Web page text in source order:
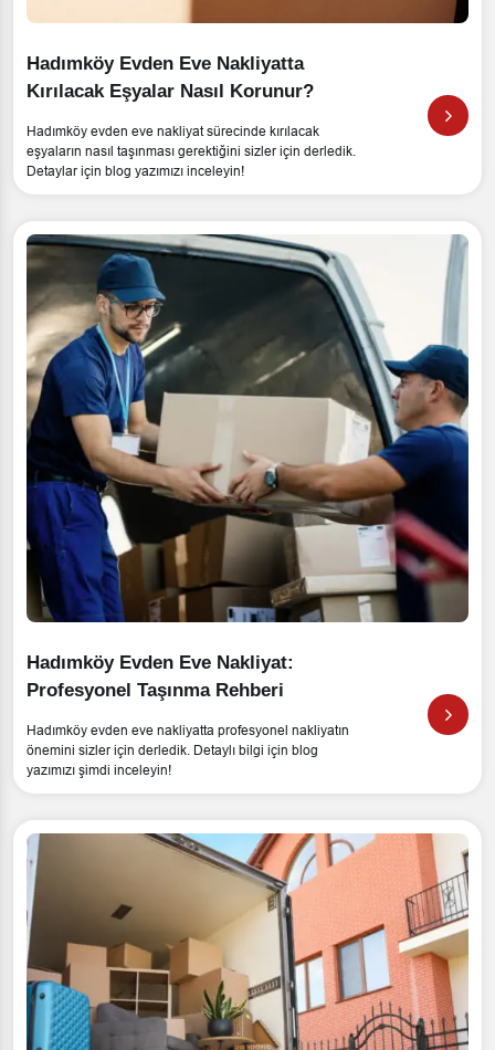
Hadımköy Evden Eve Nakliyatta
Kırılacak Eşyalar Nasıl Korunur?
Hadımköy evden eve nakliyat sürecinde kırılacak
eşyaların nasıl taşınması gerektiğini sizler için derledik.
Detaylar için blog yazımızı inceleyin!
Hadımköy Evden Eve Nakliyat:
Profesyonel Taşınma Rehberi
Hadımköy evden eve nakliyatta profesyonel nakliyatın
önemini sizler için derledik. Detaylı bilgi için blog
yazımızı şimdi inceleyin!